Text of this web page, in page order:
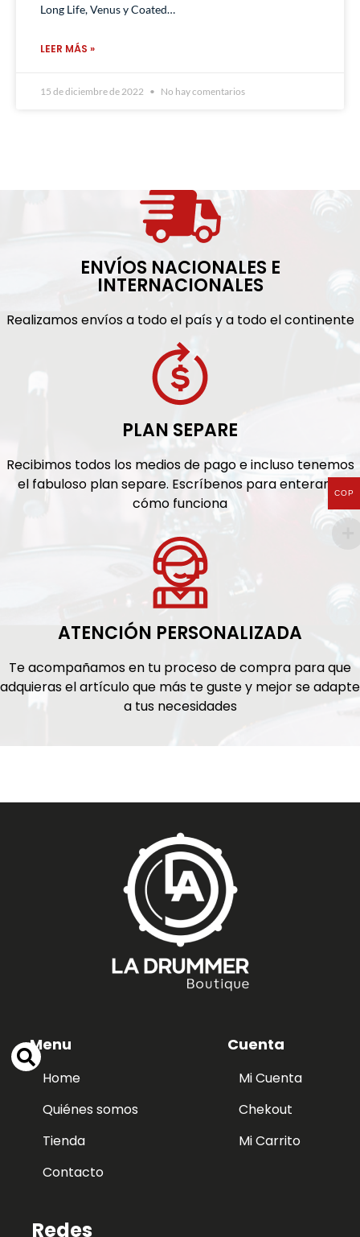
Long Life, Venus y Coated…
LEER MÁS »
15 de diciembre de 2022 No hay comentarios
ENVÍOS NACIONALES E
INTERNACIONALES
Realizamos envíos a todo el país y a todo el continente
PLAN SEPARE
Recibimos todos los medios de pago e incluso tenemos
el fabuloso plan separe. Escríbenos para enterarte
cómo funciona
ATENCIÓN PERSONALIZADA
Te acompañamos en tu proceso de compra para que
adquieras el artículo que más te guste y mejor se adapte
a tus necesidades
Menu
Home
Quiénes somos
Tienda
Contacto
Cuenta
Mi Cuenta
Chekout
Mi Carrito
Redes
COP